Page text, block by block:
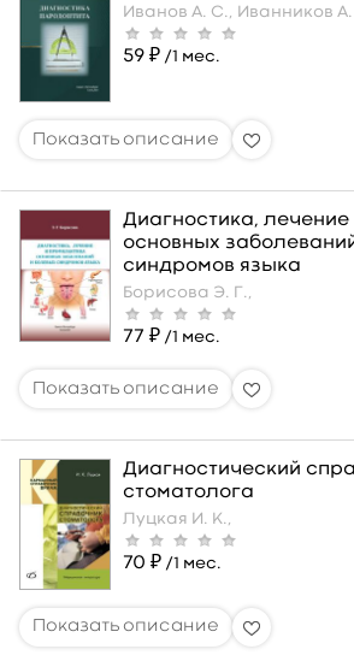
Иванов А. С., Иванников А.
59 ₽ /1 мес.
Диагностика,
основных
синдромов языка
Борисова Э. Г.,
77 ₽ /1 мес.
Диагностический
стоматолога
Луцкая И. К.,
70 ₽ /1 мес.